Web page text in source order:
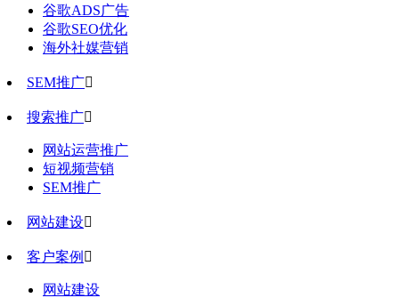
谷歌ADS广告
谷歌SEO优化
海外社媒营销
SEM推广
搜索推广
网站运营推广
短视频营销
SEM推广
网站建设
客户案例 
网站建设